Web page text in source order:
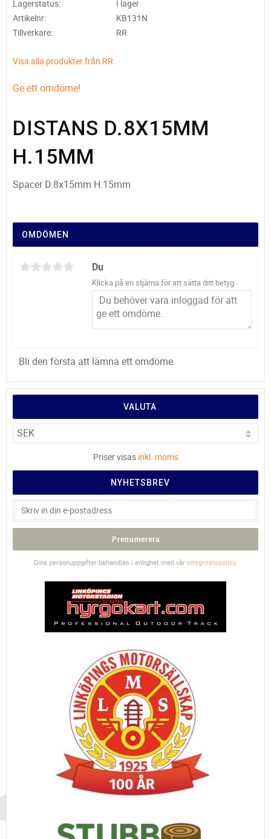
Lagerstatus
I lager
Artikelnr
KB131N
Tillverkare
RR
Visa alla produkter från RR
Ge ett omdöme!
DISTANS D.8X15MM
H.15MM
Spacer D.8x15mm H.15mm
OMDÖMEN
Du
Klicka på en stjärna för att sätta ditt betyg
Bli den första att lämna ett omdöme.
VALUTA
Priser visas inkl. moms
NYHETSBREV
Prenumerera
Dina personuppgifter behandlas i enlighet med vår integritetspolicy.